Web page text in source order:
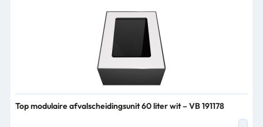
Top modulaire afvalscheidingsunit 60 liter wit – VB 191178